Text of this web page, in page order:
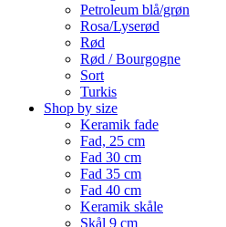
Petroleum blå/grøn
Rosa/Lyserød
Rød
Rød / Bourgogne
Sort
Turkis
Shop by size
Keramik fade
Fad, 25 cm
Fad 30 cm
Fad 35 cm
Fad 40 cm
Keramik skåle
Skål 9 cm